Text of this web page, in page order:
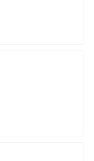
των 50€
μέσω